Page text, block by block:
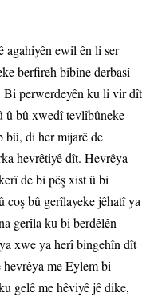
agahiyên ewil ên li ser
berfireh bibîne derbasî
Bi perwerdeyên ku li vir dît
û bû xwedî tevlîbûneke
di her mijarê de
hevrêtiyê dît. Hevrêya
de bi pêş xist û bi
bû gerîlayeke jêhatî ya
gerîla ku bi berdêlên
xwe ya herî bingehîn dît
me Eylem bi
gelê me hêviyê jê dike,